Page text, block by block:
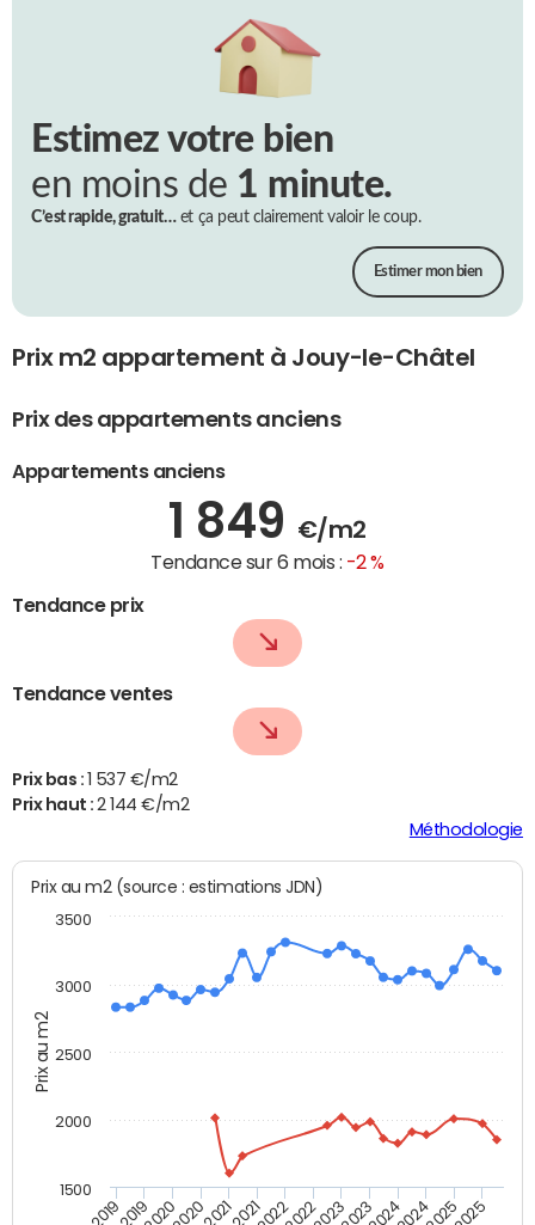
Estimez votre bien
en moins de 1 minute.
C’est rapide, gratuit…et ça peut clairement valoir le coup.
Estimer mon bien
Prix m2 appartement à Jouy-le-Châtel
Prix des appartements anciens
Appartements anciens
1 849 €/m2
Tendance sur 6 mois : -2 %
Tendance prix
Tendance ventes
Prix bas : 1 537 €/m2
Prix haut :2 144 €/m2
Méthodologie
Prix au m2
Prix au m2 (source : estimations JDN)
1500
2000
2500
3000
3500